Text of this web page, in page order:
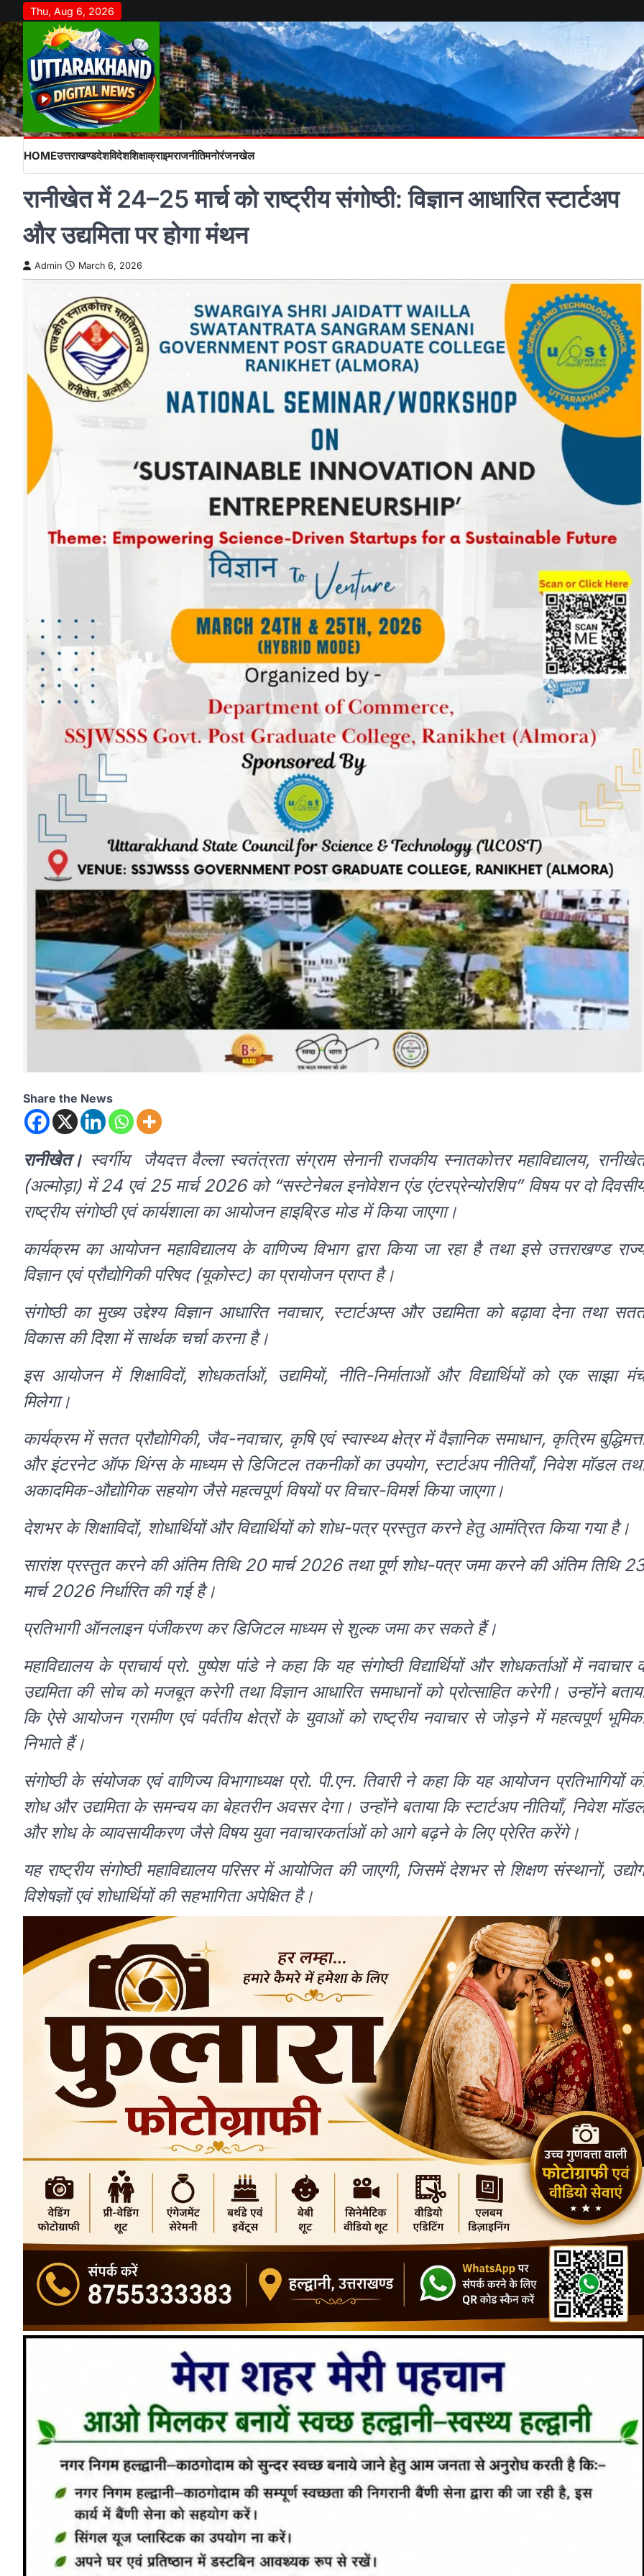
to
content
Thu, Aug 6, 2026
HOMEउत्तराखण्डदेशविदेशशिक्षाक्राइमराजनीतिमनोरंजनखेल
रानीखेत में 24–25 मार्च को राष्ट्रीय संगोष्ठी: विज्ञान आधारित स्टार्टअप
और उद्यमिता पर होगा मंथन
Admin March 6, 2026
Share the News
रानीखेत। स्वर्गीय जैयदत्त वैल्ला स्वतंत्रता संग्राम सेनानी राजकीय स्नातकोत्तर महाविद्यालय,
(अल्मोड़ा) में 24 एवं 25 मार्च 2026 को “सस्टेनेबल इनोवेशन एंड एंटरप्रेन्योरशिप” विषय पर दो
राष्ट्रीय संगोष्ठी एवं कार्यशाला का आयोजन हाइब्रिड मोड में किया जाएगा।
कार्यक्रम का आयोजन महाविद्यालय के वाणिज्य विभाग द्वारा किया जा रहा है तथा इसे उत्तराखण्ड
विज्ञान एवं प्रौद्योगिकी परिषद (यूकोस्ट) का प्रायोजन प्राप्त है।
संगोष्ठी का मुख्य उद्देश्य विज्ञान आधारित नवाचार, स्टार्टअप्स और उद्यमिता को बढ़ावा देना तथा
विकास की दिशा में सार्थक चर्चा करना है।
इस आयोजन में शिक्षाविदों, शोधकर्ताओं, उद्यमियों, नीति-निर्माताओं और विद्यार्थियों को एक साझा
मिलेगा।
कार्यक्रम में सतत प्रौद्योगिकी, जैव-नवाचार, कृषि एवं स्वास्थ्य क्षेत्र में वैज्ञानिक समाधान, कृत्रिम
और इंटरनेट ऑफ थिंग्स के माध्यम से डिजिटल तकनीकों का उपयोग, स्टार्टअप नीतियाँ, निवेश मॉडल
अकादमिक-औद्योगिक सहयोग जैसे महत्वपूर्ण विषयों पर विचार-विमर्श किया जाएगा।
देशभर के शिक्षाविदों, शोधार्थियों और विद्यार्थियों को शोध-पत्र प्रस्तुत करने हेतु आमंत्रित किया गया है।
सारांश प्रस्तुत करने की अंतिम तिथि 20 मार्च 2026 तथा पूर्ण शोध-पत्र जमा करने की अंतिम तिथि
मार्च 2026 निर्धारित की गई है।
प्रतिभागी ऑनलाइन पंजीकरण कर डिजिटल माध्यम से शुल्क जमा कर सकते हैं।
महाविद्यालय के प्राचार्य प्रो. पुष्पेश पांडे ने कहा कि यह संगोष्ठी विद्यार्थियों और शोधकर्ताओं में नवाचार
उद्यमिता की सोच को मजबूत करेगी तथा विज्ञान आधारित समाधानों को प्रोत्साहित करेगी। उन्होंने
कि ऐसे आयोजन ग्रामीण एवं पर्वतीय क्षेत्रों के युवाओं को राष्ट्रीय नवाचार से जोड़ने में महत्वपूर्ण
निभाते हैं।
संगोष्ठी के संयोजक एवं वाणिज्य विभागाध्यक्ष प्रो. पी.एन. तिवारी ने कहा कि यह आयोजन प्रतिभागियों
शोध और उद्यमिता के समन्वय का बेहतरीन अवसर देगा। उन्होंने बताया कि स्टार्टअप नीतियाँ, निवेश
और शोध के व्यावसायीकरण जैसे विषय युवा नवाचारकर्ताओं को आगे बढ़ने के लिए प्रेरित करेंगे।
यह राष्ट्रीय संगोष्ठी महाविद्यालय परिसर में आयोजित की जाएगी, जिसमें देशभर से शिक्षण संस्थानों,
विशेषज्ञों एवं शोधार्थियों की सहभागिता अपेक्षित है।